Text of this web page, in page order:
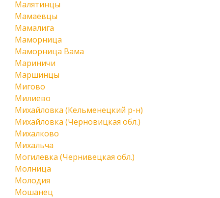
Малятинцы
Мамаевцы
Мамалига
Маморница
Маморница Вама
Мариничи
Маршинцы
Мигово
Милиево
Михайловка (Кельменецкий р-н)
Михайловка (Черновицкая обл.)
Михалково
Михальча
Могилевка (Чернивецкая обл.)
Молница
Молодия
Мошанец